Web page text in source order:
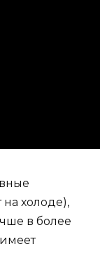
на холоде),
в более